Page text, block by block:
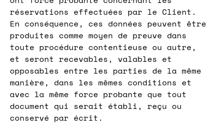
réservations effectuées par le Client.
En conséquence, ces données peuvent être
produites comme moyen de preuve dans
toute procédure contentieuse ou autre,
et seront recevables, valables et
opposables entre les parties de la même
manière, dans les mêmes conditions et
avec la même force probante que tout
document qui serait établi, reçu ou
conservé par écrit.